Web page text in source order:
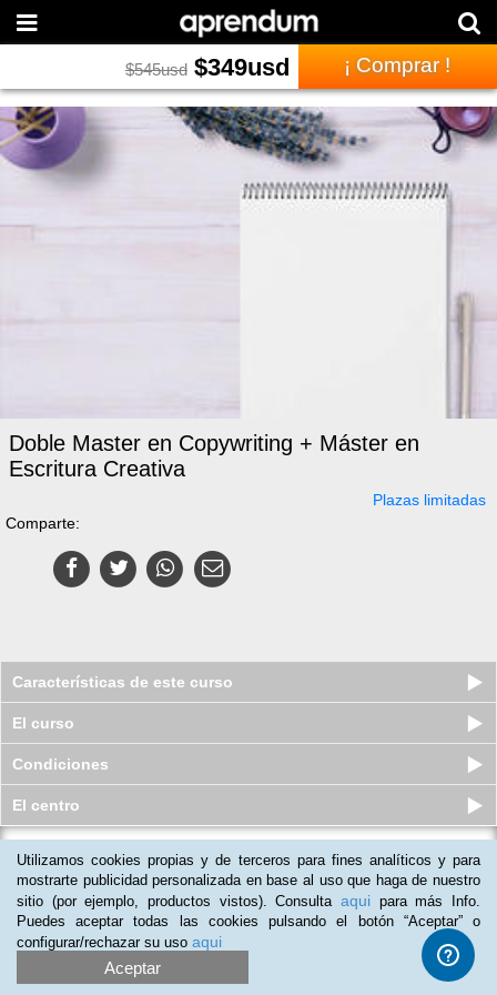
$545usd $349usd ¡ Comprar !
Doble Master en Copywriting + Máster en
Escritura Creativa
Plazas limitadas
Comparte:
Características de este curso
El curso
Condiciones
El centro
Pack 2 cursos online: PNL +
Coaching y Efectividad Personal
Plazas agotadas
224usd $49usd
( 6)
Utilizamos cookies propias y de terceros para fines analíticos y para
mostrarte publicidad personalizada en base al uso que haga de nuestro
sitio (por ejemplo, productos vistos). Consulta aqui para más Info.
Puedes aceptar todas las cookies pulsando el botón “Aceptar” o
configurar/rechazar su uso aqui
Aceptar